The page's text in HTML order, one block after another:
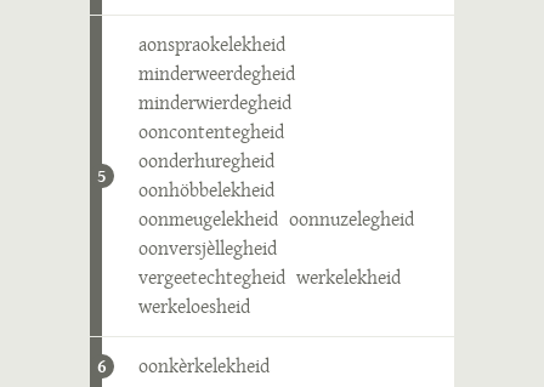
5
aonspraokelekheid
minderweerdegheid
minderwierdegheid
ooncontentegheid
oonderhuregheid
oonhöbbelekheid
oonmeugelekheid oonnuzelegheid
oonversjèllegheid
vergeetechtegheid werkelekheid
werkeloesheid
6 oonkèrkelekheid